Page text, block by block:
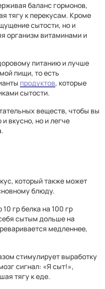
баланс гормонов,
тягу к перекусам. Кроме
сытости, но и
организм витаминами и
питанию и лучше
пищи, то есть
продуктов, которые
сытости.
веществ, чтобы вы
вкусно, но и легче
который также может
блюду.
гр белка на 100 гр
сытым дольше на
медленнее,
стимулирует выработку
сигнал: «Я сыт!»,
тягу к еде.